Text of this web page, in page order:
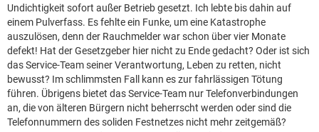
Undichtigkeit sofort außer Betrieb gesetzt. Ich lebte bis dahin auf
einem Pulverfass. Es fehlte ein Funke, um eine Katastrophe
auszulösen, denn der Rauchmelder war schon über vier Monate
defekt! Hat der Gesetzgeber hier nicht zu Ende gedacht? Oder ist sich
das Service-Team seiner Verantwortung, Leben zu retten, nicht
bewusst? Im schlimmsten Fall kann es zur fahrlässigen Tötung
führen. Übrigens bietet das Service-Team nur Telefonverbindungen
an, die von älteren Bürgern nicht beherrscht werden oder sind die
Telefonnummern des soliden Festnetzes nicht mehr zeitgemäß?